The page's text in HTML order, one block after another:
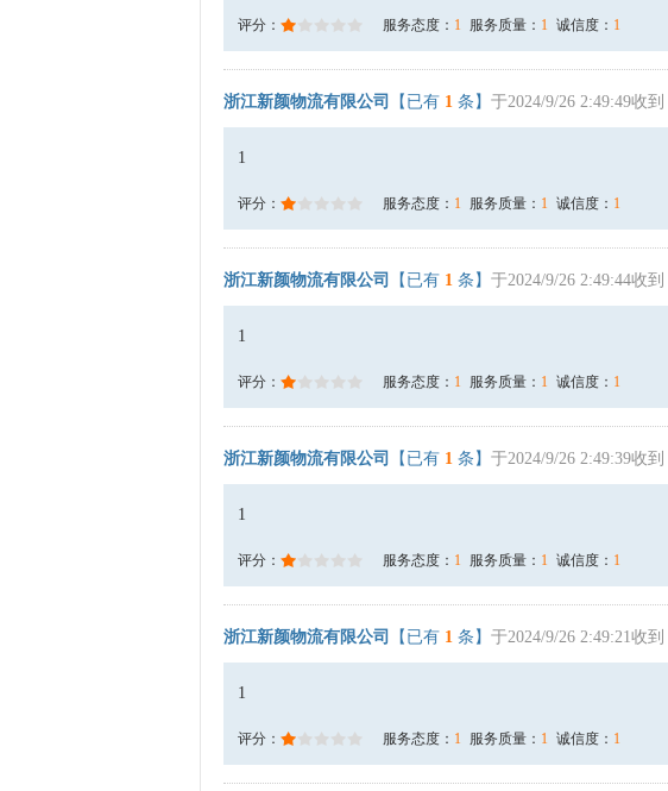
评分： 服务态度： 1 服务质量： 1 诚信度： 1
浙江新颜物流有限公司 【已有 1 条】 于2024/9/26 2:49:49收到
1
评分： 服务态度： 1 服务质量： 1 诚信度： 1
浙江新颜物流有限公司 【已有 1 条】 于2024/9/26 2:49:44收到
1
评分： 服务态度： 1 服务质量： 1 诚信度： 1
浙江新颜物流有限公司 【已有 1 条】 于2024/9/26 2:49:39收到
1
评分： 服务态度： 1 服务质量： 1 诚信度： 1
浙江新颜物流有限公司 【已有 1 条】 于2024/9/26 2:49:21收到
1
评分： 服务态度： 1 服务质量： 1 诚信度： 1